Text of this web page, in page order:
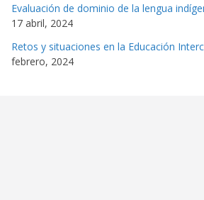
Evaluación de dominio de la lengua
17 abril, 2024
Retos y situaciones en la Educación
febrero, 2024